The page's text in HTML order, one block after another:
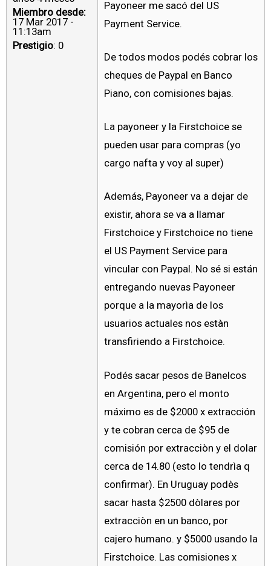
Miembro desde:
17 Mar 2017 -
11:13am
Prestigio: 0
Payoneer me sacó del US
Payment Service.
De todos modos podés cobrar los
cheques de Paypal en Banco
Piano, con comisiones bajas.
La payoneer y la Firstchoice se
pueden usar para compras (yo
cargo nafta y voy al super)
Además, Payoneer va a dejar de
existir, ahora se va a llamar
Firstchoice y Firstchoice no tiene
el US Payment Service para
vincular con Paypal. No sé si están
entregando nuevas Payoneer
porque a la mayorìa de los
usuarios actuales nos estàn
transfiriendo a Firstchoice.
Podés sacar pesos de Banelcos
en Argentina, pero el monto
máximo es de $2000 x extracción
y te cobran cerca de $95 de
comisión por extracciòn y el dolar
cerca de 14.80 (esto lo tendrìa q
confirmar). En Uruguay podès
sacar hasta $2500 dòlares por
extracciòn en un banco, por
cajero humano. y $5000 usando la
Firstchoice. Las comisiones x